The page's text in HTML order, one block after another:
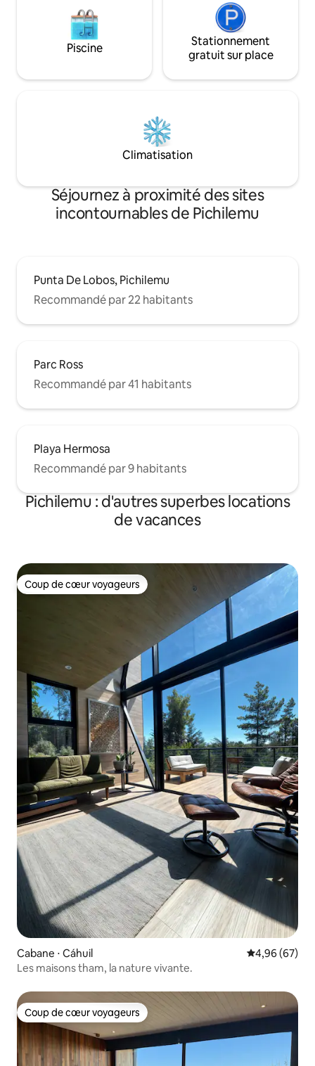
Piscine
Stationnement
gratuit sur place
Climatisation
Séjournez à proximité des sites
incontournables de Pichilemu
Punta De Lobos, Pichilemu
Recommandé par 22 habitants
Parc Ross
Recommandé par 41 habitants
Playa Hermosa
Recommandé par 9 habitants
Pichilemu : d'autres superbes locations
de vacances
Coup de cœur voyageurs
Coup de cœur voyageurs
Cabane ⋅ Cáhuil Évaluation
4,96 (67)
Les maisons tham, la nature vivante.
Coup de cœur voyageurs
Coup de cœur voyageurs